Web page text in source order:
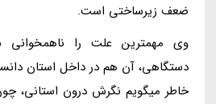
ضعف زیرساختی است.
وی مهمترین علت را
دستگاهی، آن هم در داخل استان
خاطر میگویم نگرش درون استانی،